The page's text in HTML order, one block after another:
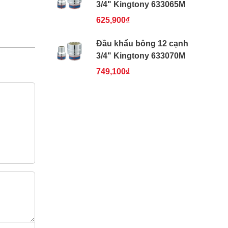
3/4" Kingtony 633065M
625,900₫
Đầu khẩu bông 12 cạnh
3/4" Kingtony 633070M
749,100₫